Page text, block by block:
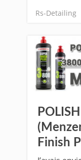
Rs-Detailing
Finish